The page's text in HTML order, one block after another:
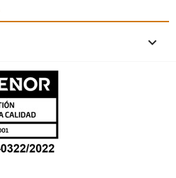
keyboard_arrow_down